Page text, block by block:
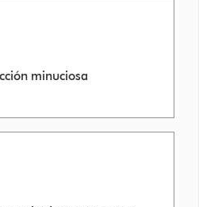
minuciosa